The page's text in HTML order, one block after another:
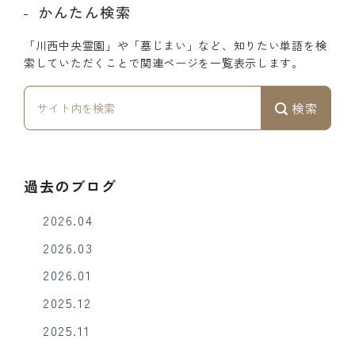
かんたん検索
「川西中央霊園」や「墓じまい」など、知りたい単語を検
索していただくことで関連ページを一覧表示します。
検索
過去のブログ
2026.04
2026.03
2026.01
2025.12
2025.11